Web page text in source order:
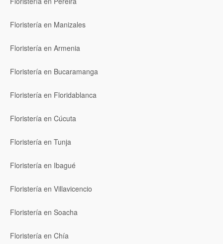
Floristería en Manizales
Floristería en Armenia
Floristería en Bucaramanga
Floristería en Floridablanca
Floristería en Cúcuta
Floristería en Tunja
Floristería en Ibagué
Floristería en Villavicencio
Floristería en Soacha
Floristería en Chía